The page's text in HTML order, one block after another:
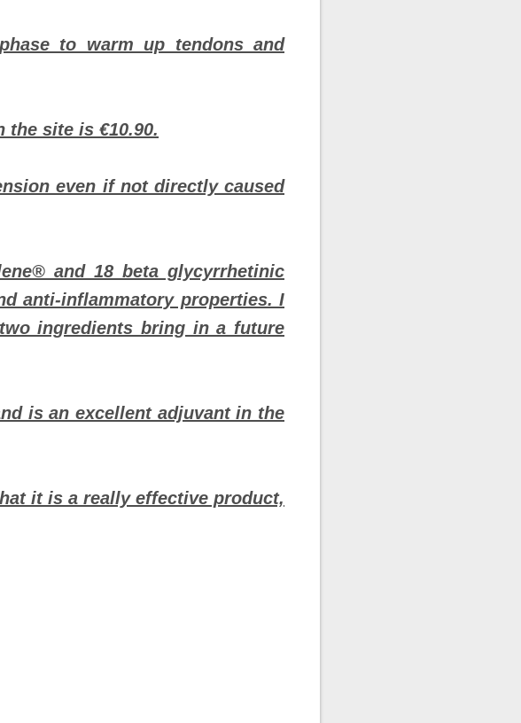
to warm up tendons and
site is €10.90.
even if not directly caused
and 18 beta glycyrrhetinic
anti-inflammatory properties. I
ingredients bring in a future
is an excellent adjuvant in the
it is a really effective product,